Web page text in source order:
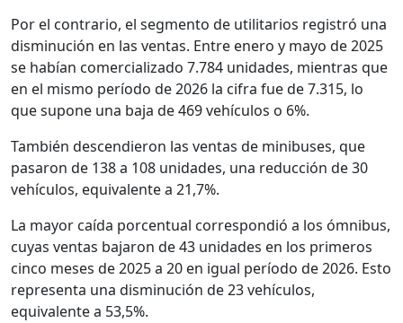
Por el contrario, el segmento de utilitarios registró una
disminución en las ventas. Entre enero y mayo de 2025
se habían comercializado 7.784 unidades, mientras que
en el mismo período de 2026 la cifra fue de 7.315, lo
que supone una baja de 469 vehículos o 6%.
También descendieron las ventas de minibuses, que
pasaron de 138 a 108 unidades, una reducción de 30
vehículos, equivalente a 21,7%.
La mayor caída porcentual correspondió a los ómnibus,
cuyas ventas bajaron de 43 unidades en los primeros
cinco meses de 2025 a 20 en igual período de 2026. Esto
representa una disminución de 23 vehículos,
equivalente a 53,5%.